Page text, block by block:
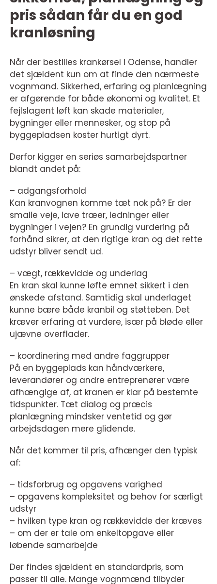
pris sådan får du en god
kranløsning
Når der bestilles krankørsel i Odense, handler
det sjældent kun om at finde den nærmeste
vognmand. Sikkerhed, erfaring og planlægning
er afgørende for både økonomi og kvalitet. Et
fejlslagent løft kan skade materialer,
bygninger eller mennesker, og stop på
byggepladsen koster hurtigt dyrt.
Derfor kigger en seriøs samarbejdspartner
blandt andet på:
– adgangsforhold
Kan kranvognen komme tæt nok på? Er der
smalle veje, lave træer, ledninger eller
bygninger i vejen? En grundig vurdering på
forhånd sikrer, at den rigtige kran og det rette
udstyr bliver sendt ud.
– vægt, rækkevidde og underlag
En kran skal kunne løfte emnet sikkert i den
ønskede afstand. Samtidig skal underlaget
kunne bære både kranbil og støtteben. Det
kræver erfaring at vurdere, især på bløde eller
ujævne overflader.
– koordinering med andre faggrupper
På en byggeplads kan håndværkere,
leverandører og andre entreprenører være
afhængige af, at kranen er klar på bestemte
tidspunkter. Tæt dialog og præcis
planlægning mindsker ventetid og gør
arbejdsdagen mere glidende.
Når det kommer til pris, afhænger den typisk
af:
– tidsforbrug og opgavens varighed
– opgavens kompleksitet og behov for særligt
udstyr
– hvilken type kran og rækkevidde der kræves
– om der er tale om enkeltopgave eller
løbende samarbejde
Der findes sjældent en standardpris, som
passer til alle. Mange vognmænd tilbyder